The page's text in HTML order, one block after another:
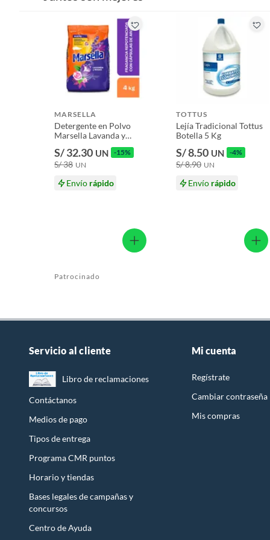
Productos que hayan sido previamente instalados.
Motocicletas y bicicletas motorizadas.
Licores y cigarros electrónicos.
MARSELLA
Detergente en Polvo
Marsella Lavanda y
Rosas Bolsa 4 Kg
S/ 32.30 UN -15%
S/ 38 UN
Envío rápido
Patrocinado
TOTTUS
Lejía Tradicional Tottus
Botella 5 Kg
S/ 8.50 UN -4%
S/ 8.90 UN
Envío rápido
Servicio al cliente
Libro de reclamaciones
Contáctanos
Medios de pago
Tipos de entrega
Programa CMR puntos
Horario y tiendas
Bases legales de campañas y
concursos
Centro de Ayuda
Mi cuenta
Regístrate
Cambiar contraseña
Mis compras